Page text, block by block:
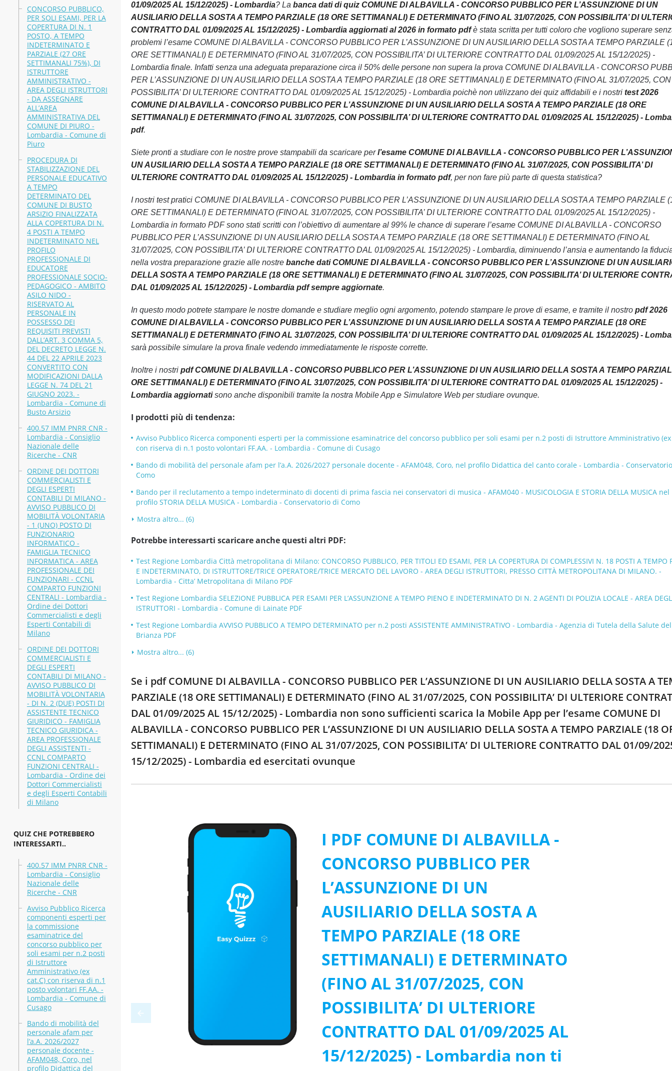
CONCORSO PUBBLICO,
PER SOLI ESAMI, PER LA
COPERTURA DI N. 1
POSTO, A TEMPO
INDETERMINATO E
PARZIALE (27 ORE
SETTIMANALI 75%), DI
ISTRUTTORE
AMMINISTRATIVO -
AREA DEGLI ISTRUTTORI
- DA ASSEGNARE
ALL’AREA
AMMINISTRATIVA DEL
COMUNE DI PIURO -
Lombardia - Comune di
Piuro
PROCEDURA DI
STABILIZZAZIONE DEL
PERSONALE EDUCATIVO
A TEMPO
DETERMINATO DEL
COMUNE DI BUSTO
ARSIZIO FINALIZZATA
ALLA COPERTURA DI N.
4 POSTI A TEMPO
INDETERMINATO NEL
PROFILO
PROFESSIONALE DI
EDUCATORE
PROFESSIONALE SOCIO-
PEDAGOGICO - AMBITO
ASILO NIDO -
RISERVATO AL
PERSONALE IN
POSSESSO DEI
REQUISITI PREVISTI
DALL’ART. 3 COMMA 5,
DEL DECRETO LEGGE N.
44 DEL 22 APRILE 2023
CONVERTITO CON
MODIFICAZIONI DALLA
LEGGE N. 74 DEL 21
GIUGNO 2023. -
Lombardia - Comune di
Busto Arsizio
400.57 IMM PNRR CNR -
Lombardia - Consiglio
Nazionale delle
Ricerche - CNR
ORDINE DEI DOTTORI
COMMERCIALISTI E
DEGLI ESPERTI
CONTABILI DI MILANO -
AVVISO PUBBLICO DI
MOBILITÀ VOLONTARIA
- 1 (UNO) POSTO DI
FUNZIONARIO
INFORMATICO -
FAMIGLIA TECNICO
INFORMATICA - AREA
PROFESSIONALE DEI
FUNZIONARI - CCNL
COMPARTO FUNZIONI
CENTRALI - Lombardia -
Ordine dei Dottori
Commercialisti e degli
Esperti Contabili di
Milano
ORDINE DEI DOTTORI
COMMERCIALISTI E
DEGLI ESPERTI
CONTABILI DI MILANO -
AVVISO PUBBLICO DI
MOBILITÀ VOLONTARIA
- DI N. 2 (DUE) POSTI DI
ASSISTENTE TECNICO
GIURIDICO - FAMIGLIA
TECNICO GIURIDICA -
AREA PROFESSIONALE
DEGLI ASSISTENTI -
CCNL COMPARTO
FUNZIONI CENTRALI -
Lombardia - Ordine dei
Dottori Commercialisti
e degli Esperti Contabili
di Milano
QUIZ CHE POTREBBERO
INTERESSARTI..
400.57 IMM PNRR CNR -
Lombardia - Consiglio
Nazionale delle
Ricerche - CNR
Avviso Pubblico Ricerca
componenti esperti per
la commissione
esaminatrice del
concorso pubblico per
soli esami per n.2 posti
di Istruttore
Amministrativo (ex
cat.C) con riserva di n.1
posto volontari FF.AA. -
Lombardia - Comune di
Cusago
Bando di mobilità del
personale afam per
l’a.A. 2026/2027
personale docente -
AFAM048, Coro, nel
profilo Didattica del
01/09/2025 AL 15/12/2025) - Lombardia? La banca dati di quiz COMUNE DI ALBAVILLA - CONCORSO PUBBLICO PER L’ASSUNZIONE DI UN
AUSILIARIO DELLA SOSTA A TEMPO PARZIALE (18 ORE SETTIMANALI) E DETERMINATO (FINO AL 31/07/2025, CON POSSIBILITA’ DI
CONTRATTO DAL 01/09/2025 AL 15/12/2025) - Lombardia aggiornati al 2026 in formato pdfè stata scritta per tutti coloro che vogliono superare
problemi l’esame COMUNE DI ALBAVILLA - CONCORSO PUBBLICO PER L’ASSUNZIONE DI UN AUSILIARIO DELLA SOSTA A TEMPO PARZIALE
ORE SETTIMANALI) E DETERMINATO (FINO AL 31/07/2025, CON POSSIBILITA’ DI ULTERIORE CONTRATTO DAL 01/09/2025 AL 15/12/2025) -
Lombardia finale. Infatti senza una adeguata preparazione circa il 50% delle persone non supera la prova COMUNE DI ALBAVILLA - CONCORSO
PER L’ASSUNZIONE DI UN AUSILIARIO DELLA SOSTA A TEMPO PARZIALE (18 ORE SETTIMANALI) E DETERMINATO (FINO AL 31/07/2025, CON
POSSIBILITA’ DI ULTERIORE CONTRATTO DAL 01/09/2025 AL 15/12/2025) - Lombardia poichè non utilizzano dei quiz affidabili e i nostri test 2026
COMUNE DI ALBAVILLA - CONCORSO PUBBLICO PER L’ASSUNZIONE DI UN AUSILIARIO DELLA SOSTA A TEMPO PARZIALE (18 ORE
SETTIMANALI) E DETERMINATO (FINO AL 31/07/2025, CON POSSIBILITA’ DI ULTERIORE CONTRATTO DAL 01/09/2025 AL 15/12/2025) -
pdf.
Siete pronti a studiare con le nostre prove stampabili da scaricare perl’esame COMUNE DI ALBAVILLA - CONCORSO PUBBLICO PER
UN AUSILIARIO DELLA SOSTA A TEMPO PARZIALE (18 ORE SETTIMANALI) E DETERMINATO (FINO AL 31/07/2025, CON POSSIBILITA’ DI
ULTERIORE CONTRATTO DAL 01/09/2025 AL 15/12/2025) - Lombardia in formato pdf, per non fare più parte di questa statistica?
I nostri test pratici COMUNE DI ALBAVILLA - CONCORSO PUBBLICO PER L’ASSUNZIONE DI UN AUSILIARIO DELLA SOSTA A TEMPO PARZIALE
ORE SETTIMANALI) E DETERMINATO (FINO AL 31/07/2025, CON POSSIBILITA’ DI ULTERIORE CONTRATTO DAL 01/09/2025 AL 15/12/2025) -
Lombardia in formato PDF sono stati scritti con l’obiettivo di aumentare al 99% le chance di superare l’esame COMUNE DI ALBAVILLA - CONCORSO
PUBBLICO PER L’ASSUNZIONE DI UN AUSILIARIO DELLA SOSTA A TEMPO PARZIALE (18 ORE SETTIMANALI) E DETERMINATO (FINO AL
31/07/2025, CON POSSIBILITA’ DI ULTERIORE CONTRATTO DAL 01/09/2025 AL 15/12/2025) - Lombardia, diminuendo l’ansia e aumentando la
nella vostra preparazione grazie alle nostre banche dati COMUNE DI ALBAVILLA - CONCORSO PUBBLICO PER L’ASSUNZIONE DI UN
DELLA SOSTA A TEMPO PARZIALE (18 ORE SETTIMANALI) E DETERMINATO (FINO AL 31/07/2025, CON POSSIBILITA’ DI ULTERIORE
DAL 01/09/2025 AL 15/12/2025) - Lombardia pdf sempre aggiornate.
In questo modo potrete stampare le nostre domande e studiare meglio ogni argomento, potendo stampare le prove di esame, e tramite il nostro pdf 2026
COMUNE DI ALBAVILLA - CONCORSO PUBBLICO PER L’ASSUNZIONE DI UN AUSILIARIO DELLA SOSTA A TEMPO PARZIALE (18 ORE
SETTIMANALI) E DETERMINATO (FINO AL 31/07/2025, CON POSSIBILITA’ DI ULTERIORE CONTRATTO DAL 01/09/2025 AL 15/12/2025) -
sarà possibile simulare la prova finale vedendo immediatamente le risposte corrette.
Inoltre i nostri pdf COMUNE DI ALBAVILLA - CONCORSO PUBBLICO PER L’ASSUNZIONE DI UN AUSILIARIO DELLA SOSTA A TEMPO
ORE SETTIMANALI) E DETERMINATO (FINO AL 31/07/2025, CON POSSIBILITA’ DI ULTERIORE CONTRATTO DAL 01/09/2025 AL 15/12/2025) -
Lombardia aggiornatisono anche disponibili tramite la nostra Mobile App e Simulatore Web per studiare ovunque.
I prodotti più di tendenza:
Avviso Pubblico Ricerca componenti esperti per la commissione esaminatrice del concorso pubblico per soli esami per n.2 posti di Istruttore Amministrativo (ex
con riserva di n.1 posto volontari FF.AA. - Lombardia - Comune di Cusago
Bando di mobilità del personale afam per l’a.A. 2026/2027 personale docente - AFAM048, Coro, nel profilo Didattica del canto corale - Lombardia -
Como
Bando per il reclutamento a tempo indeterminato di docenti di prima fascia nei conservatori di musica - AFAM040 - MUSICOLOGIA E STORIA DELLA MUSICA nel
profilo STORIA DELLA MUSICA - Lombardia - Conservatorio di Como
Mostra altro... (6)
Potrebbe interessarti scaricare anche questi altri PDF:
Test Regione Lombardia Città metropolitana di Milano: CONCORSO PUBBLICO, PER TITOLI ED ESAMI, PER LA COPERTURA DI COMPLESSIVI N. 18 POSTI A TEMPO
E INDETERMINATO, DI ISTRUTTORE/TRICE OPERATORE/TRICE MERCATO DEL LAVORO - AREA DEGLI ISTRUTTORI, PRESSO CITTÀ METROPOLITANA DI MILANO. -
Lombardia - Citta’ Metropolitana di Milano PDF
Test Regione Lombardia SELEZIONE PUBBLICA PER ESAMI PER L’ASSUNZIONE A TEMPO PIENO E INDETERMINATO DI N. 2 AGENTI DI POLIZIA LOCALE - AREA
ISTRUTTORI - Lombardia - Comune di Lainate PDF
Test Regione Lombardia AVVISO PUBBLICO A TEMPO DETERMINATO per n.2 posti ASSISTENTE AMMINISTRATIVO - Lombardia - Agenzia di Tutela della Salute
Brianza PDF
Mostra altro... (6)
Se i pdf COMUNE DI ALBAVILLA - CONCORSO PUBBLICO PER L’ASSUNZIONE DI UN AUSILIARIO DELLA SOSTA A
PARZIALE (18 ORE SETTIMANALI) E DETERMINATO (FINO AL 31/07/2025, CON POSSIBILITA’ DI ULTERIORE
DAL 01/09/2025 AL 15/12/2025) - Lombardia non sono sufficienti scarica la Mobile App per l’esame COMUNE DI
ALBAVILLA - CONCORSO PUBBLICO PER L’ASSUNZIONE DI UN AUSILIARIO DELLA SOSTA A TEMPO PARZIALE (18
SETTIMANALI) E DETERMINATO (FINO AL 31/07/2025, CON POSSIBILITA’ DI ULTERIORE CONTRATTO DAL 01/09/
15/12/2025) - Lombardia ed esercitati ovunque
I PDF COMUNE DI ALBAVILLA -
CONCORSO PUBBLICO PER
L’ASSUNZIONE DI UN
AUSILIARIO DELLA SOSTA A
TEMPO PARZIALE (18 ORE
SETTIMANALI) E DETERMINATO
(FINO AL 31/07/2025, CON
POSSIBILITA’ DI ULTERIORE
CONTRATTO DAL 01/09/2025 AL
15/12/2025) - Lombardia non ti